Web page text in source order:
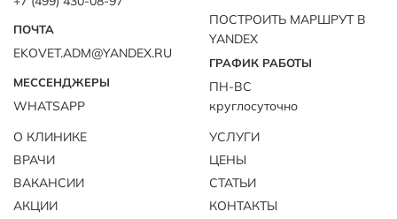
ПОЧТА
EKOVET.ADM@YANDEX.RU
МЕССЕНДЖЕРЫ
WHATSAPP
ПОСТРОИТЬ МАРШРУТ В
YANDEX
ГРАФИК РАБОТЫ
ПН-ВС
круглосуточно
О КЛИНИКЕ
ВРАЧИ
ВАКАНСИИ
АКЦИИ
УСЛУГИ
ЦЕНЫ
СТАТЬИ
КОНТАКТЫ